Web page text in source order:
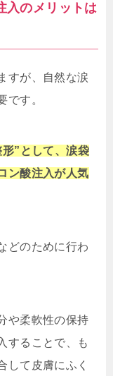
入のメリットは
すが、自然な涙
です。
”として、涙袋
ン酸注入が人気
どのために行わ
や柔軟性の保持
することで、も
して皮膚にふく